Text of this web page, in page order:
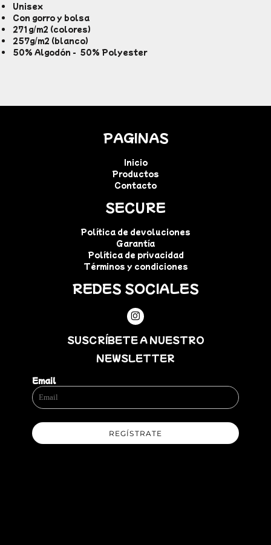
Unisex
Con gorro y bolsa
271g/m2 (colores)
257g/m2 (blanco)
50% Algodón - 50% Polyester
PAGINAS
Inicio
Productos
Contacto
SECURE
Política de devoluciones
Garantía
Política de privacidad
Términos y condiciones
REDES SOCIALES
SUSCRÍBETE A NUESTRO
NEWSLETTER
Email
REGÍSTRATE